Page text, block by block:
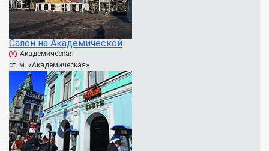
Салон на Академической
Академическая
ст. м. «Академическая»